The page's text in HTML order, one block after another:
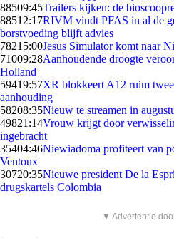
88509:45Trailers kijken: de
88512:17RIVM vindt PFAS in al de
borstvoeding blijft advies
78215:00Jesus Simulator komt naar
71009:28Aanhoudende droogte
Holland
59419:57XR blokkeert A12 ruim
aanhouding
58208:35Nieuw te streamen in
49821:14Vrouw krijgt door
ingebracht
35404:46Niewiadoma profiteert van
Ventoux
30720:35Nieuwe president De la
drugskartels Colombia
▼ Advertentie